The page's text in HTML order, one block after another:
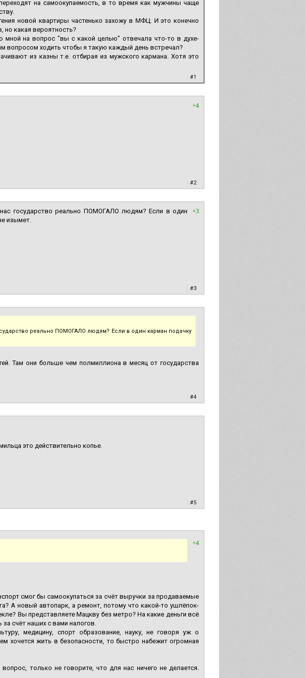
на самоокупаемость, в то время как мужчины чаще
новой квартиры частенько захожу в МФЦ. И это конечно
но какая вероятность?
мной на вопрос "вы с какой целью" отвечала что-то в духе-
вопросом ходить чтобы я такую каждый день встречал?
из казны т.е. отбирая из мужского кармана. Хотя это
#1
+4
#2
+3
государство реально ПОМОГАЛО людям? Если в один
изымет.
#3
реально ПОМОГАЛО людям? Если в один карман подачку
Там они больше чем полмиллиона в месяц от государства
#4
это действительно копье.
#5
+4
смог бы самоокупаться за счёт выручки за продаваемые
А новый автопарк, а ремонт, потому что какой-то ушлёпок-
Вы представляете Мацкву без метро? На какие деньги всё
счёт наших с вами налогов.
медицину, спорт образование, науку, не говоря уж о
хочется жить в безопасности, то быстро набежит огромная
только не говорите, что для нас ничего не делается.